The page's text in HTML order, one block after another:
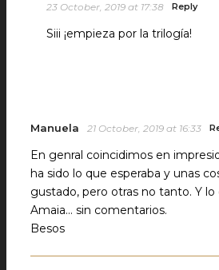
23 October, 2019 at 17:38 Reply
Siii ¡empieza por la trilogía!
Manuela 21 October, 2019 at 16:33
En genral coincidimos en
ha sido lo que esperaba y unas
gustado, pero otras no tanto. Y
Amaia… sin comentarios.
Besos